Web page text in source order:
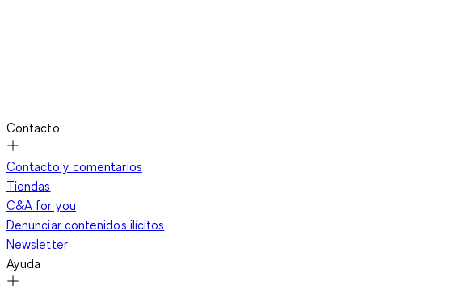
Contacto
Contacto y comentarios
Tiendas
C&A for you
Denunciar contenidos ilícitos
Newsletter
Ayuda